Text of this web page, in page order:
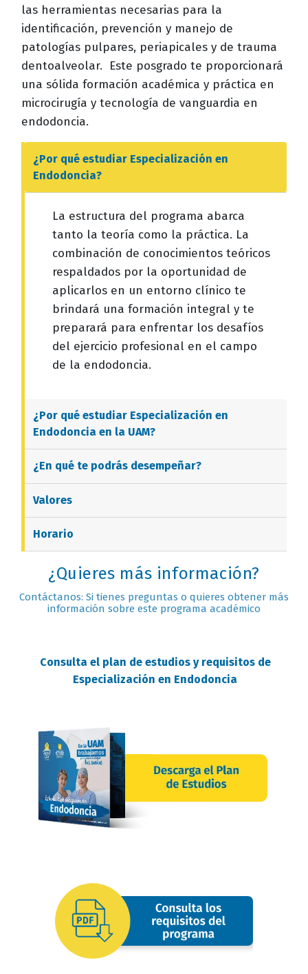
las herramientas necesarias para la
identificación, prevención y manejo de
patologías pulpares, periapicales y de trauma
dentoalveolar. Este posgrado te proporcionará
una sólida formación académica y práctica en
microcirugía y tecnología de vanguardia en
endodoncia.
¿Por qué estudiar Especialización en
Endodoncia?
La estructura del programa abarca
tanto la teoría como la práctica. La
combinación de conocimientos teóricos
respaldados por la oportunidad de
aplicarlos en un entorno clínico te
brindará una formación integral y te
preparará para enfrentar los desafíos
del ejercicio profesional en el campo
de la endodoncia.
¿Por qué estudiar Especialización en
Endodoncia en la UAM?
¿En qué te podrás desempeñar?
Valores
Horario
¿Quieres más información?
Contáctanos: Si tienes preguntas o quieres obtener más
información sobre este programa académico
Consulta el plan de estudios y requisitos de
Especialización en Endodoncia
image